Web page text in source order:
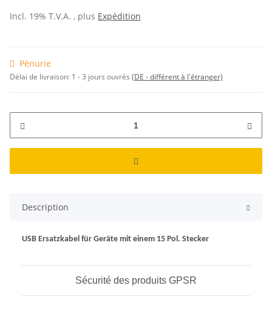
Incl. 19% T.V.A. , plus Expédition
Pénurie
Délai de livraison: 1 - 3 jours ouvrés (DE - différent à l'étranger)
Description
USB Ersatzkabel für Geräte mit einem 15 Pol. Stecker
Sécurité des produits GPSR